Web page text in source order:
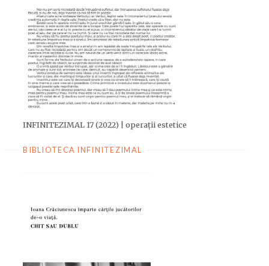
INFINITEZIMAL 17 (2022) | operații estetice
BIBLIOTECA INFINITEZIMAL